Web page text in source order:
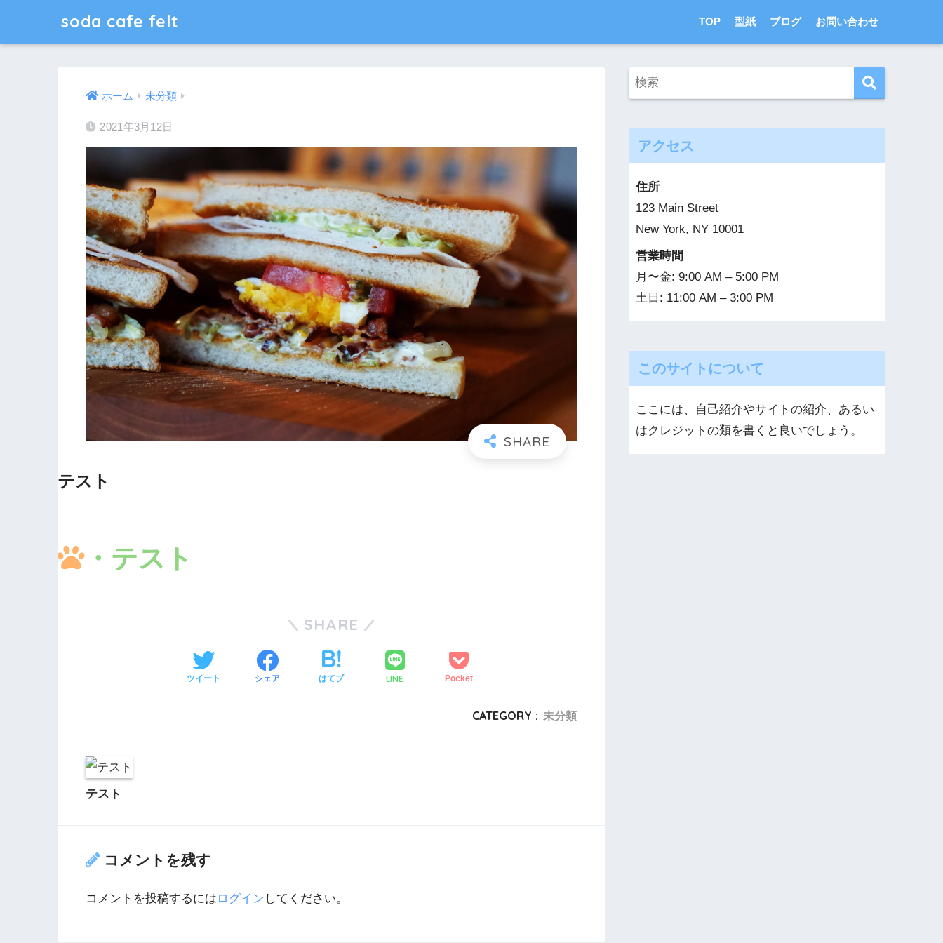
soda cafe felt TOP 型紙 ブログ お問い合わせ
ホーム 未分類
2021年3月12日
テスト
・テスト
SHARE
ツイート シェア はてブ LINE Pocket
CATEGORY : 未分類
テスト
コメントを残す
コメントを投稿するには ログイン してください。
アクセス
住所
123 Main Street
New York, NY 10001
営業時間
月〜金: 9:00 AM – 5:00 PM
土日: 11:00 AM – 3:00 PM
このサイトについて
ここには、自己紹介やサイトの紹介、あるい
はクレジットの類を書くと良いでしょう。